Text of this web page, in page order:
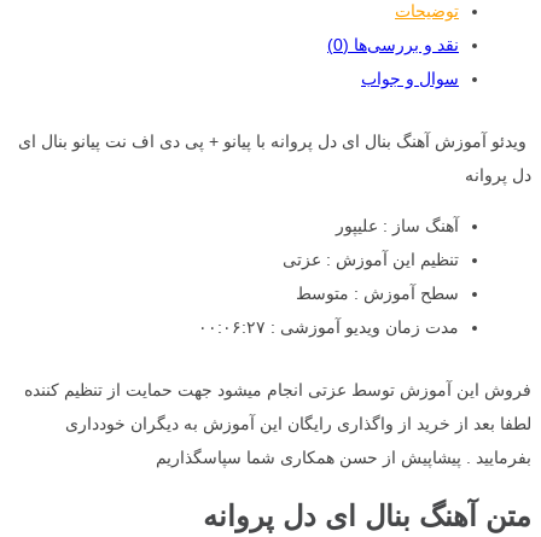
توضیحات
نقد و بررسی‌ها (0)
سوال و جواب
ویدئو آموزش آهنگ بنال ای دل پروانه با پیانو + پی دی اف نت پیانو بنال ای
دل پروانه
آهنگ ساز : علیپور
تنظیم این آموزش : عزتی
سطح آموزش : متوسط
مدت زمان ویدیو آموزشی : ۰۰:۰۶:۲۷
فروش این آموزش توسط عزتی انجام میشود جهت حمایت از تنظیم کننده
لطفا بعد از خرید از واگذاری رایگان این آموزش به دیگران خودداری
بفرمایید . پیشاپیش از حسن همکاری شما سپاسگذاریم
متن آهنگ بنال ای دل پروانه